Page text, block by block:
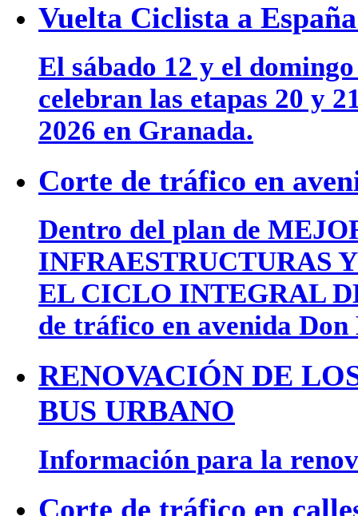
Vuelta Ciclista a
El sábado 12 y el
celebran las etapas 20 y
2026 en Granada.
Corte de tráfico en
Dentro del plan de
INFRAESTRUCTURAS
EL CICLO INTEGRAL
de tráfico en avenida Don
RENOVACIÓN DE
BUS URBANO
Información para la
Corte de tráfico en